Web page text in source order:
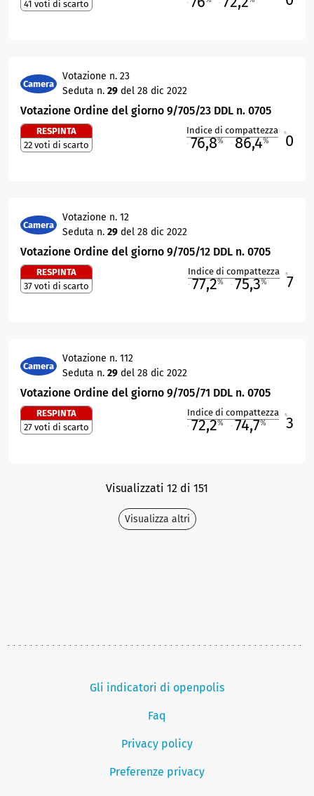
41 voti di scarto
Camera
Votazione n. 23
Seduta n. 29 del 28 dic 2022
Votazione Ordine del giorno 9/705/23 DDL n. 0705
RESPINTA
22 voti di scarto
Indice di compattezza
76,8% 86,4% 0
Camera
Votazione n. 12
Seduta n. 29 del 28 dic 2022
Votazione Ordine del giorno 9/705/12 DDL n. 0705
RESPINTA
37 voti di scarto
Indice di compattezza
77,2% 75,3% 7
Camera
Votazione n. 112
Seduta n. 29 del 28 dic 2022
Votazione Ordine del giorno 9/705/71 DDL n. 0705
RESPINTA
27 voti di scarto
Indice di compattezza
72,2% 74,7% 3
Visualizzati 12 di 151
Visualizza altri
Gli indicatori di openpolis
Faq
Privacy policy
Preferenze privacy